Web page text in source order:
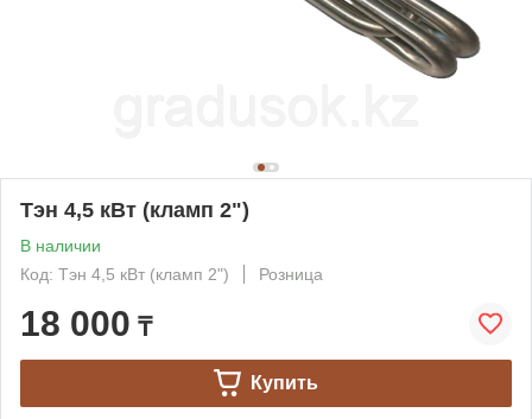
Тэн 4,5 кВт (кламп 2")
В наличии
Код: Тэн 4,5 кВт (кламп 2")
Розница
18 000 ₸
Купить